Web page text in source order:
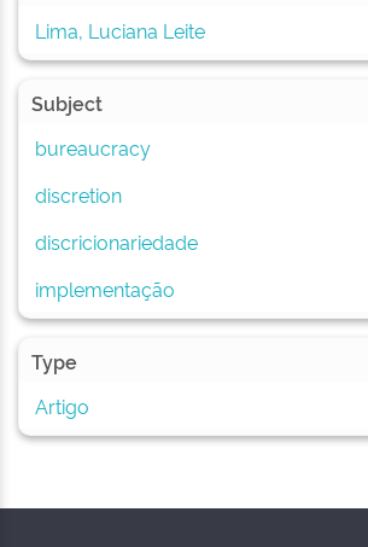
Lima, Luciana Leite
Subject
bureaucracy
discretion
discricionariedade
implementação
Type
Artigo